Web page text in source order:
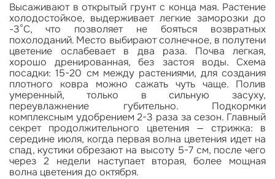
Высаживают в открытый грунт с конца мая. Растение
холодостойкое, выдерживает легкие заморозки до
-3°C, что позволяет не бояться возвратных
похолоданий. Место выбирают солнечное, в полутени
цветение ослабевает в два раза. Почва легкая,
хорошо дренированная, без застоя воды. Схема
посадки: 15-20 см между растениями, для создания
плотного ковра можно сажать чуть чаще. Полив
умеренный, только в сильную засуху,
переувлажнение губительно. Подкормки
комплексным удобрением 2-3 раза за сезон. Главный
секрет продолжительного цветения — стрижка: в
середине июля, когда первая волна цветения идет на
спад, кустики обрезают на высоту 5-7 см, после чего
через 2 недели наступает вторая, более мощная
волна цветения до октября.